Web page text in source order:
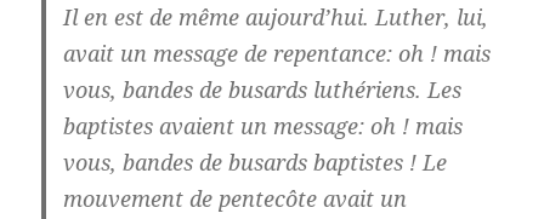
Il en est de même aujourd’hui. Luther, lui,
avait un message de repentance: oh ! mais
vous, bandes de busards luthériens. Les
baptistes avaient un message: oh ! mais
vous, bandes de busards baptistes ! Le
mouvement de pentecôte avait un